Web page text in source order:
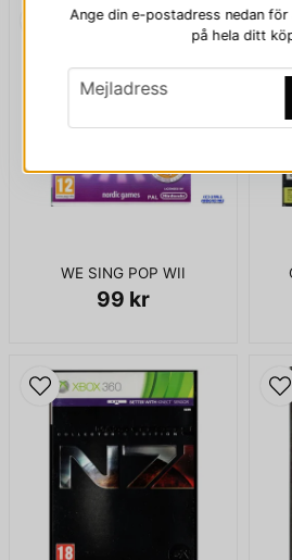
WE SING POP WII
99 kr
Ange din e-postadress nedan
på hela ditt
email
Mejladress